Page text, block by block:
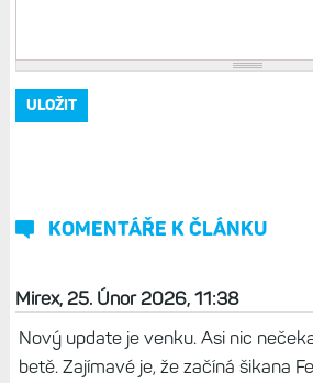
KOMENTÁŘE K ČLÁNKU
Mirex, 25. Únor 2026, 11:38
Nový update je venku. Asi nic
betě. Zajímavé je, že začíná šikana